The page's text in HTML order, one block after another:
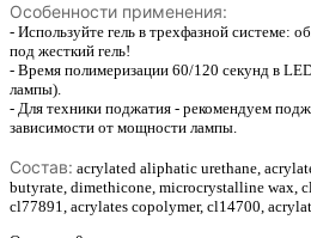
Особенности применения:
- Используйте гель в трехфазной системе:
под жесткий гель!
- Время полимеризации 60/120 секунд в
лампы).
- Для техники поджатия - рекомендуем
зависимости от мощности лампы.
Состав: acrylated aliphatic urethane,
butyrate, dimethicone, microcrystalline wax,
cl77891, acrylates copolymer, cl14700,